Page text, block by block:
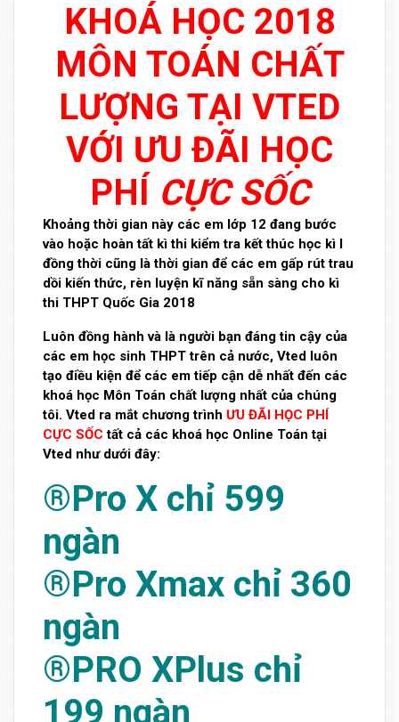
KHOÁ HỌC 2018
MÔN TOÁN CHẤT
LƯỢNG TẠI VTED
VỚI ƯU ĐÃI HỌC
PHÍ CỰC SỐC
Khoảng thời gian này các em lớp 12 đang bước
vào hoặc hoàn tất kì thi kiểm tra kết thúc học kì I
đồng thời cũng là thời gian để các em gấp rút trau
dồi kiến thức, rèn luyện kĩ năng sẵn sàng cho kì
thi THPT Quốc Gia 2018
Luôn đồng hành và là người bạn đáng tin cậy của
các em học sinh THPT trên cả nước, Vted luôn
tạo điều kiện để các em tiếp cận dễ nhất đến các
khoá học Môn Toán chất lượng nhất của chúng
tôi. Vted ra mắt chương trình ƯU ĐÃI HỌC PHÍ
CỰC SỐC tất cả các khoá học Online Toán tại
Vted như dưới đây:
®Pro X chỉ 599
ngàn
®Pro Xmax chỉ 360
ngàn
®PRO XPlus chỉ
199 ngàn